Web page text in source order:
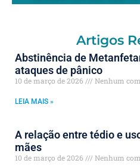
Artigos
Abstinência de
ataques de pânico
10 de março de 2026 Nenhum
LEIA MAIS »
A relação entre tédio e
mães
10 de março de 2026 Nenhum